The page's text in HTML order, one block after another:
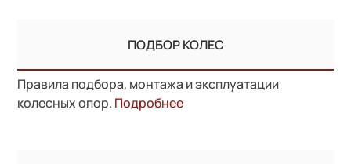
ПОДБОР КОЛЕС
Правила подбора, монтажа и эксплуатации
колесных опор. Подробнее